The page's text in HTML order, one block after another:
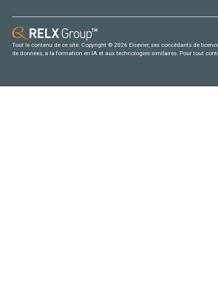
Tout le contenu de ce site: Copyright © 2026 Elsevier, ses concédants de
de données, a la formation en IA et aux technologies similaires. Pour tout